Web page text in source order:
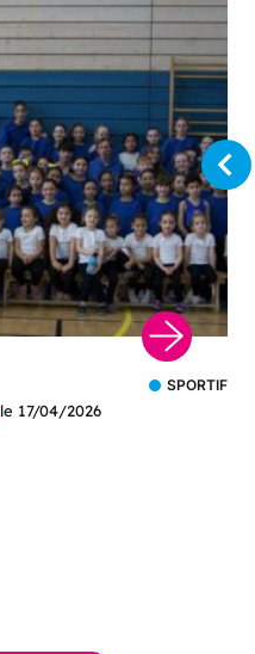
SPORTIF
le 17/04/2026